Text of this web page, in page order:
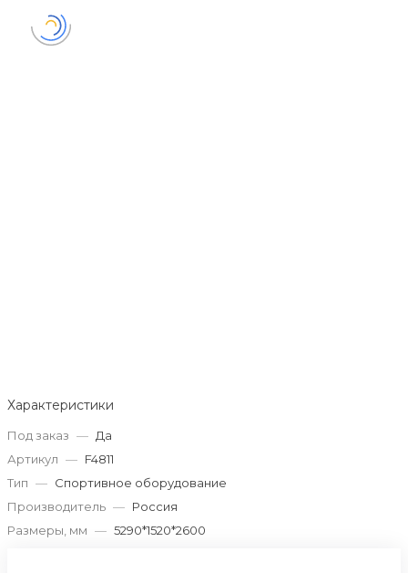
Характеристики
Под заказ — Да
Артикул — F4811
Тип — Спортивное оборудование
Производитель — Россия
Размеры, мм — 5290*1520*2600